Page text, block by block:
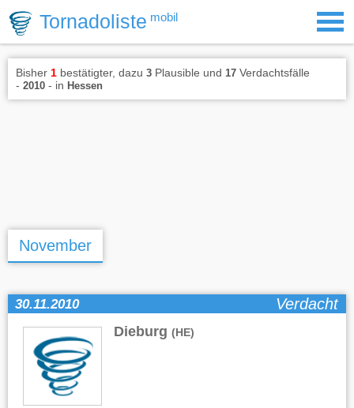
Tornadoliste mobil
Bisher 1 bestätigter, dazu 3 Plausible und 17 Verdachtsfälle
- 2010 - in Hessen
November
30.11.2010 Verdacht
Dieburg (HE)